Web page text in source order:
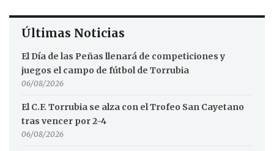
Últimas Noticias
El Día de las Peñas llenará de competiciones y
juegos el campo de fútbol de Torrubia
06/08/2026
El C.F. Torrubia se alza con el Trofeo San Cayetano
tras vencer por 2-4
06/08/2026